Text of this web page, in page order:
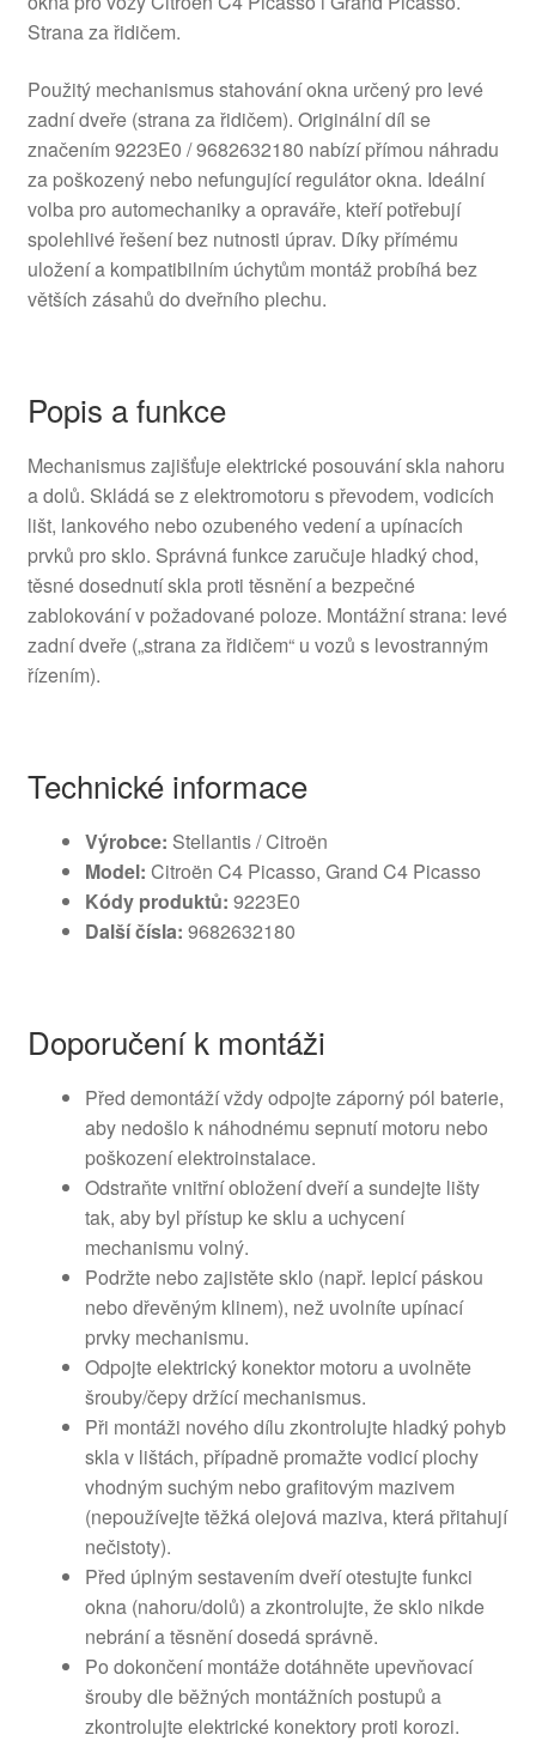
Strana za řidičem.
Použitý mechanismus stahování okna určený pro levé
zadní dveře (strana za řidičem). Originální díl se
značením 9223E0 / 9682632180 nabízí přímou náhradu
za poškozený nebo nefungující regulátor okna. Ideální
volba pro automechaniky a opraváře, kteří potřebují
spolehlivé řešení bez nutnosti úprav. Díky přímému
uložení a kompatibilním úchytům montáž probíhá bez
větších zásahů do dveřního plechu.
Popis a funkce
Mechanismus zajišťuje elektrické posouvání skla nahoru
a dolů. Skládá se z elektromotoru s převodem, vodicích
lišt, lankového nebo ozubeného vedení a upínacích
prvků pro sklo. Správná funkce zaručuje hladký chod,
těsné dosednutí skla proti těsnění a bezpečné
zablokování v požadované poloze. Montážní strana: levé
zadní dveře („strana za řidičem“ u vozů s levostranným
řízením).
Technické informace
Výrobce: Stellantis / Citroën
Model: Citroën C4 Picasso, Grand C4 Picasso
Kódy produktů: 9223E0
Další čísla: 9682632180
Doporučení k montáži
Před demontáží vždy odpojte záporný pól baterie,
aby nedošlo k náhodnému sepnutí motoru nebo
poškození elektroinstalace.
Odstraňte vnitřní obložení dveří a sundejte lišty
tak, aby byl přístup ke sklu a uchycení
mechanismu volný.
Podržte nebo zajistěte sklo (např. lepicí páskou
nebo dřevěným klinem), než uvolníte upínací
prvky mechanismu.
Odpojte elektrický konektor motoru a uvolněte
šrouby/čepy držící mechanismus.
Při montáži nového dílu zkontrolujte hladký pohyb
skla v lištách, případně promažte vodicí plochy
vhodným suchým nebo grafitovým mazivem
(nepoužívejte těžká olejová maziva, která přitahují
nečistoty).
Před úplným sestavením dveří otestujte funkci
okna (nahoru/dolů) a zkontrolujte, že sklo nikde
nebrání a těsnění dosedá správně.
Po dokončení montáže dotáhněte upevňovací
šrouby dle běžných montážních postupů a
zkontrolujte elektrické konektory proti korozi.